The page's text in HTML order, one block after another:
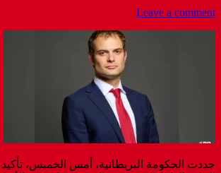
Leave a comment
جددت الحكومة البريطانية، أمس الخميس،